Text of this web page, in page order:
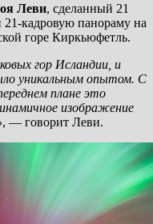
Леви, сделанный 21
21-кадровую панораму на
горе Киркьюфетль.
гор Исландии, и
уникальным опытом. С
плане это
изображение
, — говорит Леви.